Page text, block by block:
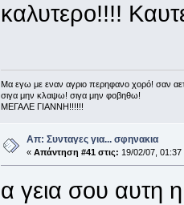
καλυτερο!!!!
Μα εγω με εναν αγριο περηφανο χορό! σαν
σιγα μην κλαψω! σιγα μην φοβηθω!
ΜΕΓΑΛΕ ΓΙΑΝΝΗ!!!!!!
Απ: Συνταγες για... σφηνακια
« Απάντηση #41 στις: 19/02/07, 01:37
α γεια σου αυτη